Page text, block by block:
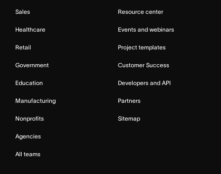
Sales
Healthcare
Retail
Government
Education
Manufacturing
Nonprofits
Agencies
All teams
Resource center
Events and webinars
Project templates
Customer Success
Developers and API
Partners
Sitemap